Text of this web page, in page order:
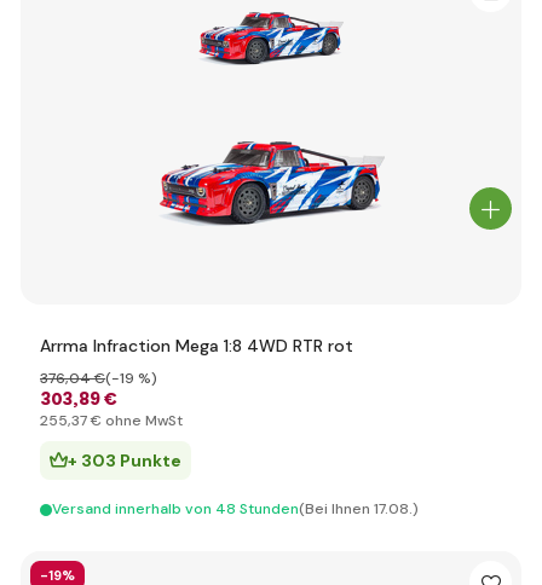
Arrma Infraction Mega 1:8 4WD RTR rot
303,89 €
376,04 €(-19 %)
255,37 € ohne MwSt
+ 303 Punkte
Versand innerhalb von 48 Stunden(Bei Ihnen 17.08.)
-19%